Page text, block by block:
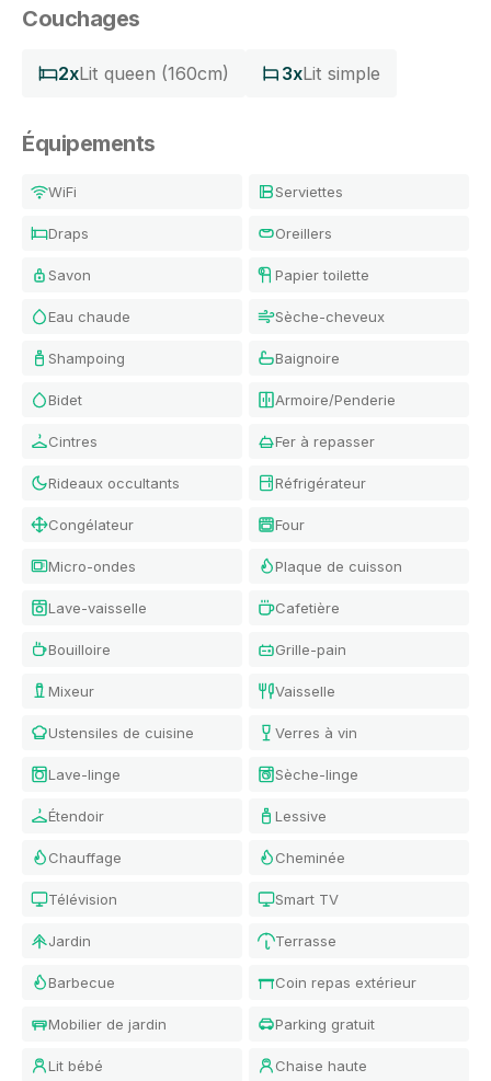
Couchages
2xLit queen (160cm) 3xLit simple
Équipements
WiFi Serviettes
Draps Oreillers
Savon Papier toilette
Eau chaude Sèche-cheveux
Shampoing Baignoire
Bidet Armoire/Penderie
Cintres Fer à repasser
Rideaux occultants Réfrigérateur
Congélateur Four
Micro-ondes Plaque de cuisson
Lave-vaisselle Cafetière
Bouilloire Grille-pain
Mixeur Vaisselle
Ustensiles de cuisine Verres à vin
Lave-linge Sèche-linge
Étendoir Lessive
Chauffage Cheminée
Télévision Smart TV
Jardin Terrasse
Barbecue Coin repas extérieur
Mobilier de jardin Parking gratuit
Lit bébé Chaise haute